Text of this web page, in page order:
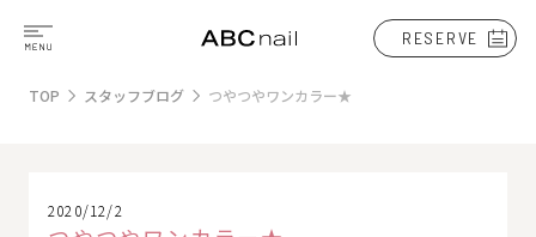
RESERVE
TOP スタッフブログ つやつやワンカラー★
2020/12/2